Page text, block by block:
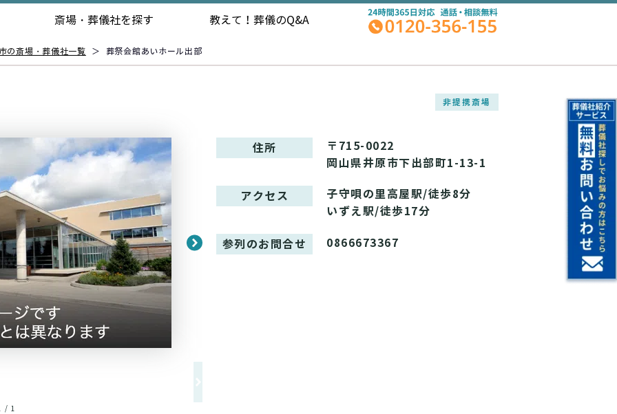
斎場・葬儀社を探す 教えて！ 葬儀のQ&A
の斎場・葬儀社一覧 ＞ 葬祭会館あいホール出部
非提携斎場
/ 1
住所
〒715-0022
岡山県井原市下出部町1-13-1
アクセス
子守唄の里高屋駅/徒歩8分
いずえ駅/徒歩17分
参列のお問合せ 0866673367